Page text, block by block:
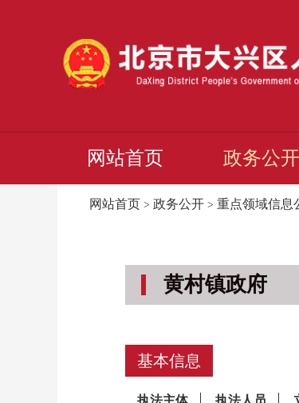
网站首页 政务公开
网站首页 > 政务公开 > 重点领域信息
黄村镇政府
基本信息